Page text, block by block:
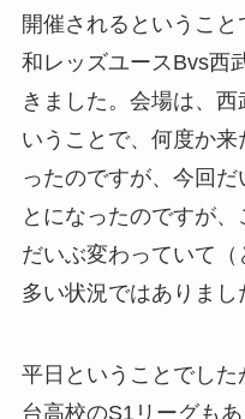
開催されるというこ
和レッズユースBvs西
きました。会場は、
いうことで、何度か
ったのですが、今回
とになったのですが
だいぶ変わっていて
多い状況ではありまし
平日ということでし
台高校のS1リーグも